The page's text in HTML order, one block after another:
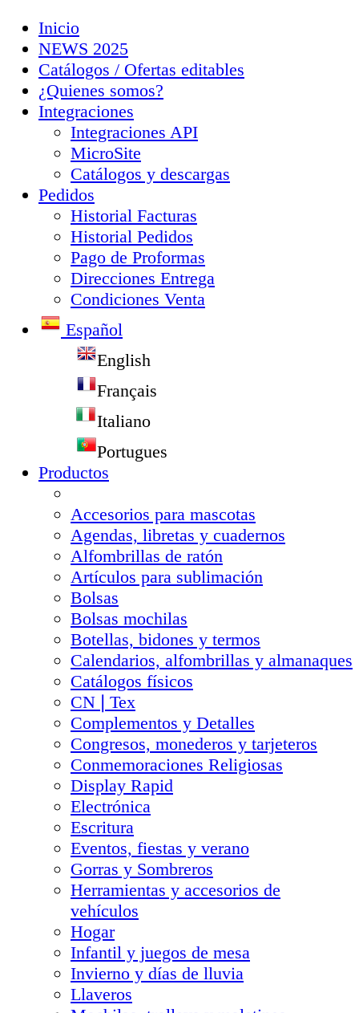
Inicio
NEWS 2025
Catálogos / Ofertas editables
¿Quienes somos?
Integraciones
Integraciones API
MicroSite
Catálogos y descargas
Pedidos
Historial Facturas
Historial Pedidos
Pago de Proformas
Direcciones Entrega
Condiciones Venta
Español
English
Français
Italiano
Portugues
Productos
Accesorios para mascotas
Agendas, libretas y cuadernos
Alfombrillas de ratón
Artículos para sublimación
Bolsas
Bolsas mochilas
Botellas, bidones y termos
Calendarios, alfombrillas y almanaques
Catálogos físicos
CN❘Tex
Complementos y Detalles
Congresos, monederos y tarjeteros
Conmemoraciones Religiosas
Display Rapid
Electrónica
Escritura
Eventos, fiestas y verano
Gorras y Sombreros
Herramientas y accesorios de
vehículos
Hogar
Infantil y juegos de mesa
Invierno y días de lluvia
Llaveros